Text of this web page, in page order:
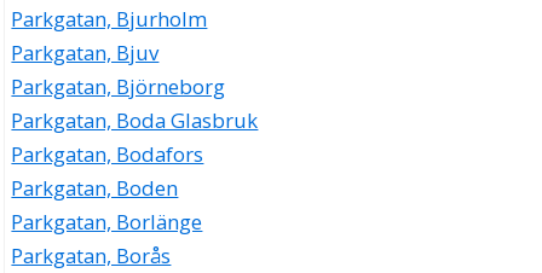
Parkgatan, Bjurholm
Parkgatan, Bjuv
Parkgatan, Björneborg
Parkgatan, Boda Glasbruk
Parkgatan, Bodafors
Parkgatan, Boden
Parkgatan, Borlänge
Parkgatan, Borås